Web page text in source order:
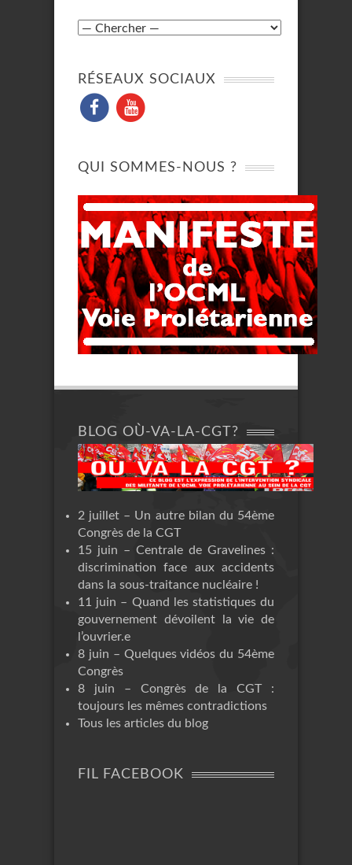
RÉSEAUX SOCIAUX
QUI SOMMES-NOUS ?
BLOG OÙ-VA-LA-CGT?
2 juillet – Un autre bilan du 54ème
Congrès de la CGT
15 juin – Centrale de Gravelines :
discrimination face aux accidents
dans la sous-traitance nucléaire !
11 juin – Quand les statistiques du
gouvernement dévoilent la vie de
l’ouvrier.e
8 juin – Quelques vidéos du 54ème
Congrès
8 juin – Congrès de la CGT :
toujours les mêmes contradictions
Tous les articles du blog
FIL FACEBOOK